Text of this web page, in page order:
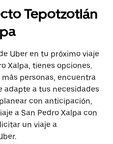
Tepotzotlán
Uber en tu próximo viaje
Xalpa, tienes opciones.
más personas, encuentra
adapte a tus necesidades
con anticipación,
a San Pedro Xalpa con
un viaje a